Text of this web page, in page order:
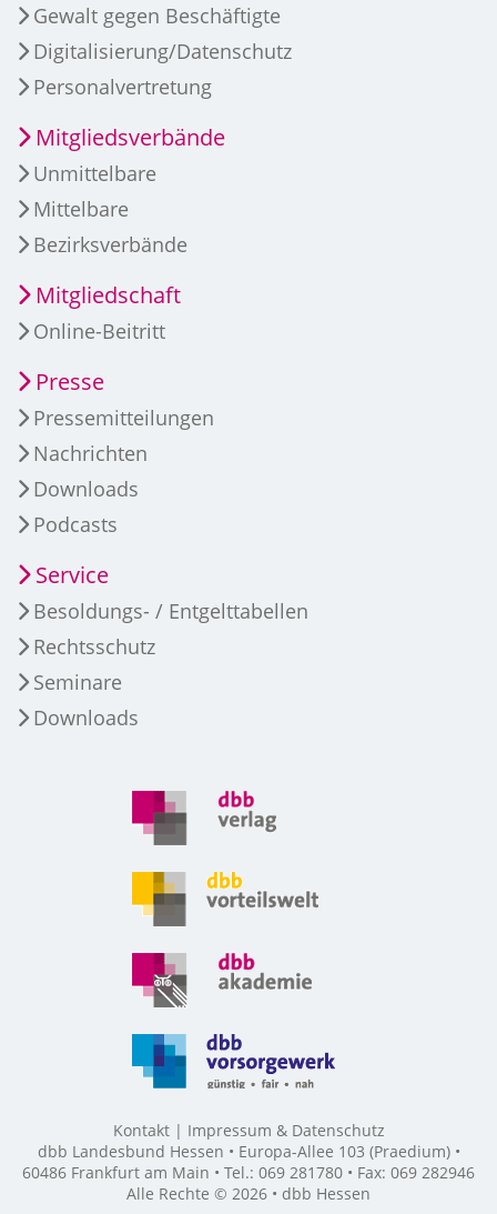
Gewalt gegen Beschäftigte
Digitalisierung/Datenschutz
Personalvertretung
Mitgliedsverbände
Unmittelbare
Mittelbare
Bezirksverbände
Mitgliedschaft
Online-Beitritt
Presse
Pressemitteilungen
Nachrichten
Downloads
Podcasts
Service
Besoldungs- / Entgelttabellen
Rechtsschutz
Seminare
Downloads
Kontakt
Impressum & Datenschutz
dbb Landesbund Hessen • Europa-Allee 103 (Praedium) •
60486 Frankfurt am Main • Tel.: 069 281780 • Fax: 069 282946
Alle Rechte © 2026 • dbb Hessen